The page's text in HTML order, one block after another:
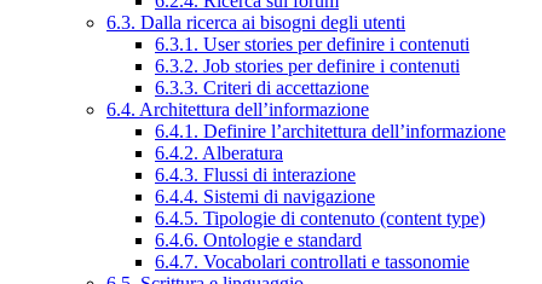
6.3. Dalla ricerca ai bisogni degli utenti
6.3.1. User stories per definire i contenuti
6.3.2. Job stories per definire i contenuti
6.3.3. Criteri di accettazione
6.4. Architettura dell’informazione
6.4.1. Definire l’architettura dell’informazione
6.4.2. Alberatura
6.4.3. Flussi di interazione
6.4.4. Sistemi di navigazione
6.4.5. Tipologie di contenuto (content type)
6.4.6. Ontologie e standard
6.4.7. Vocabolari controllati e tassonomie